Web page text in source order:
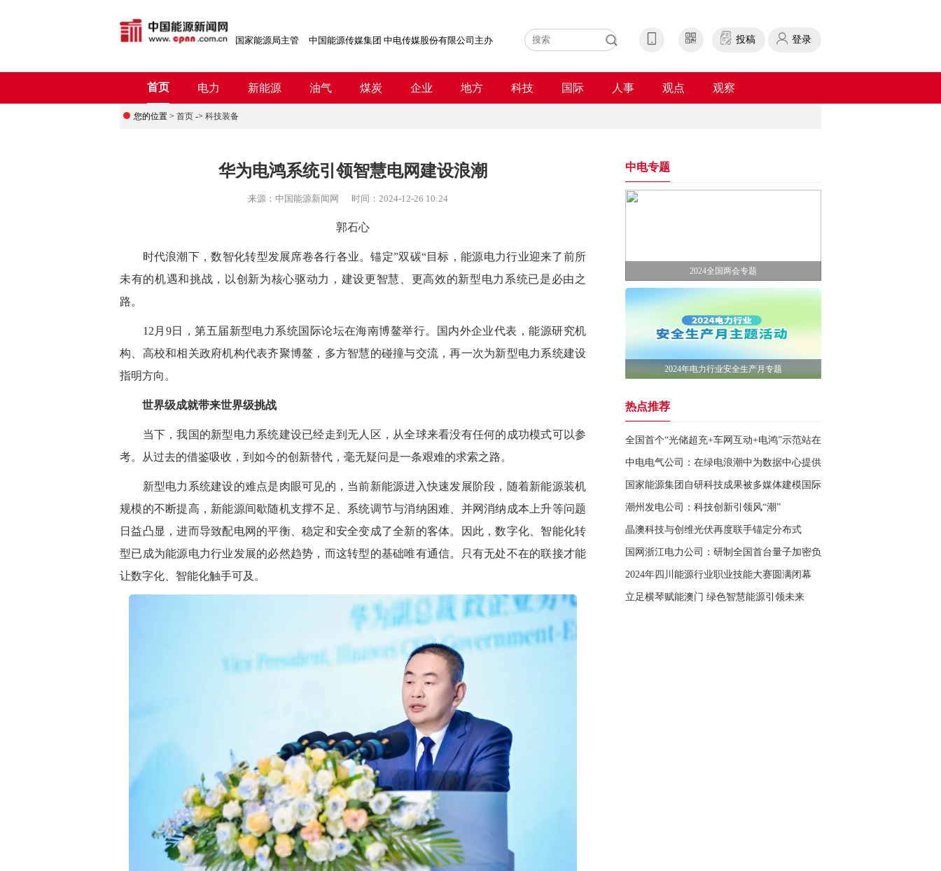
国家能源局主管 中国能源传媒集团 中电传媒股份有限公司主办 投稿 登录
首页 电力 新能源 油气 煤炭 企业 地方 科技 国际 人事 观点 观察
您的位置 > 首页 -> 科技装备
华为电鸿系统引领智慧电网建设浪潮
来源： 中国能源新闻网 时间： 2024-12-26 10:24
郭石心
时代浪潮下，数智化转型发展席卷各行各业。锚定”双碳“目标，能源电力行业迎来了前所
未有的机遇和挑战，以创新为核心驱动力，建设更智慧、更高效的新型电力系统已是必由之
路。
12月9日，第五届新型电力系统国际论坛在海南博鳌举行。国内外企业代表，能源研究机
构、高校和相关政府机构代表齐聚博鳌，多方智慧的碰撞与交流，再一次为新型电力系统建设
指明方向。
世界级成就带来世界级挑战
当下，我国的新型电力系统建设已经走到无人区，从全球来看没有任何的成功模式可以参
考。从过去的借鉴吸收，到如今的创新替代，毫无疑问是一条艰难的求索之路。
新型电力系统建设的难点是肉眼可见的，当前新能源进入快速发展阶段，随着新能源装机
规模的不断提高，新能源间歇随机支撑不足、系统调节与消纳困难、并网消纳成本上升等问题
日益凸显，进而导致配电网的平衡、稳定和安全变成了全新的客体。因此，数字化、智能化转
型已成为能源电力行业发展的必然趋势，而这转型的基础唯有通信。只有无处不在的联接才能
让数字化、智能化触手可及。
中电专题
2024全国两会专题
2024年电力行业安全生产月专题
热点推荐
全国首个“光储超充+车网互动+电鸿”示范站在深圳运营
中电电气公司：在绿电浪潮中为数据中心提供全方位支持
国家能源集团自研科技成果被多媒体建模国际会议收录
潮州发电公司：科技创新引领风“潮”
晶澳科技与创维光伏再度联手锚定分布式
国网浙江电力公司：研制全国首台量子加密负荷管理装置投用
2024年四川能源行业职业技能大赛圆满闭幕
立足横琴赋能澳门 绿色智慧能源引领未来